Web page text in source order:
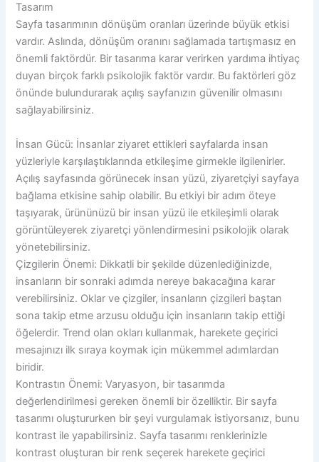
Tasarım
Sayfa tasarımının dönüşüm oranları üzerinde büyük etkisi
vardır. Aslında, dönüşüm oranını sağlamada tartışmasız en
önemli faktördür. Bir tasarıma karar verirken yardıma ihtiyaç
duyan birçok farklı psikolojik faktör vardır. Bu faktörleri göz
önünde bulundurarak açılış sayfanızın güvenilir olmasını
sağlayabilirsiniz.
İnsan Gücü: İnsanlar ziyaret ettikleri sayfalarda insan
yüzleriyle karşılaştıklarında etkileşime girmekle ilgilenirler.
Açılış sayfasında görünecek insan yüzü, ziyaretçiyi sayfaya
bağlama etkisine sahip olabilir. Bu etkiyi bir adım öteye
taşıyarak, ürününüzü bir insan yüzü ile etkileşimli olarak
görüntüleyerek ziyaretçi yönlendirmesini psikolojik olarak
yönetebilirsiniz.
Çizgilerin Önemi: Dikkatli bir şekilde düzenlediğinizde,
insanların bir sonraki adımda nereye bakacağına karar
verebilirsiniz. Oklar ve çizgiler, insanların çizgileri baştan
sona takip etme arzusu olduğu için insanların takip ettiği
öğelerdir. Trend olan okları kullanmak, harekete geçirici
mesajınızı ilk sıraya koymak için mükemmel adımlardan
biridir.
Kontrastın Önemi: Varyasyon, bir tasarımda
değerlendirilmesi gereken önemli bir özelliktir. Bir sayfa
tasarımı oluştururken bir şeyi vurgulamak istiyorsanız, bunu
kontrast ile yapabilirsiniz. Sayfa tasarımı renklerinizle
kontrast oluşturan bir renk seçerek harekete geçirici